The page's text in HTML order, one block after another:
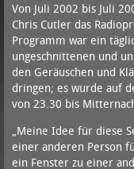
Von Juli 2002 bis Juli
Chris Cutler das
Programm war ein
ungeschnittenen und
den Geräuschen und
dringen; es wurde auf
von 23.30 bis
„Meine Idee für diese
einer anderen Person
ein Fenster zu einer